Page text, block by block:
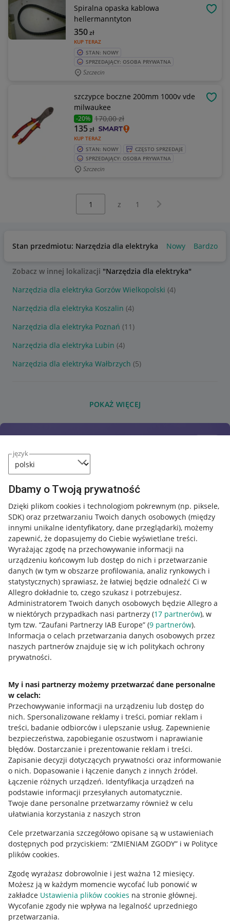
język
Dbamy o Twoją prywatność
Dzięki plikom cookies i technologiom pokrewnym (np. piksele,
SDK) oraz przetwarzaniu Twoich danych osobowych (między
innymi unikalne identyfikatory, dane przeglądarki), możemy
zapewnić, że dopasujemy do Ciebie wyświetlane treści.
Wyrażając zgodę na przechowywanie informacji na
urządzeniu końcowym lub dostęp do nich i przetwarzanie
danych (w tym w obszarze profilowania, analiz rynkowych i
statystycznych) sprawiasz, że łatwiej będzie odnaleźć Ci w
Allegro dokładnie to, czego szukasz i potrzebujesz.
Administratorem Twoich danych osobowych będzie Allegro a
w niektórych przypadkach nasi partnerzy (17 partnerów), w
tym tzw. “Zaufani Partnerzy IAB Europe” (9 partnerów).
Informacja o celach przetwarzania danych osobowych przez
naszych partnerów znajduje się w ich politykach ochrony
prywatności.
My i nasi partnerzy możemy przetwarzać dane personalne
w celach:
Przechowywanie informacji na urządzeniu lub dostęp do
nich. Spersonalizowane reklamy i treści, pomiar reklam i
treści, badanie odbiorców i ulepszanie usług. Zapewnienie
bezpieczeństwa, zapobieganie oszustwom i naprawianie
błędów. Dostarczanie i prezentowanie reklam i treści.
Zapisanie decyzji dotyczących prywatności oraz informowanie
o nich. Dopasowanie i łączenie danych z innych źródeł.
Łączenie różnych urządzeń. Identyfikacja urządzeń na
podstawie informacji przesyłanych automatycznie.
Twoje dane personalne przetwarzamy również w celu
ułatwiania korzystania z naszych stron
Cele przetwarzania szczegółowo opisane są w ustawieniach
dostępnych pod przyciskiem: “ZMIENIAM ZGODY” i w Polityce
plików cookies.
Zgodę wyrażasz dobrowolnie i jest ważna 12 miesięcy.
Możesz ją w każdym momencie wycofać lub ponowić w
zakładce Ustawienia plików cookies na stronie głównej.
Wycofanie zgody nie wpływa na legalność uprzedniego
przetwarzania.
Spiralna opaska kablowa
hellermanntyton
KUP TERAZ
350zł
STAN: NOWY
SPRZEDAJĄCY: OSOBA PRYWATNA
Szczecin
szczypce boczne 200mm 1000v vde
milwaukee
-20% 170,00 zł
KUP TERAZ
135zł
STAN: NOWY
CZĘSTO SPRZEDAJE
SPRZEDAJĄCY: OSOBA PRYWATNA
Szczecin
z 1 Następna strona
Stan przedmiotu: Narzędzia dla elektryka Nowy Bardzo
Zobacz w innej lokalizacji "Narzędzia dla elektryka"
Narzędzia dla elektryka Gorzów Wielkopolski (4)
Narzędzia dla elektryka Koszalin (4)
Narzędzia dla elektryka Poznań (11)
Narzędzia dla elektryka Lubin (4)
Narzędzia dla elektryka Wałbrzych (5)
POKAŻ WIĘCEJ
Nawigacja
Przydatne informacje
Jak to działa
Allegro Gadane dla sprzedających
Allegro Gadane dla kupujących
Mapa miejscowości
Informacje prawne
Regulamin
Polityka plików "cookies"
Ustawienia plików "cookies"
Udostępnianie lokalizacji
Informacje dla Aktu o Usługach Cyfrowych
Pobierz aplikację